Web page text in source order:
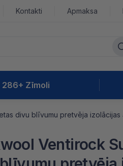
Kontakti Apmaksa
286+ Zīmoli
divu blīvumu pretvēja izolācijas
Ventirock